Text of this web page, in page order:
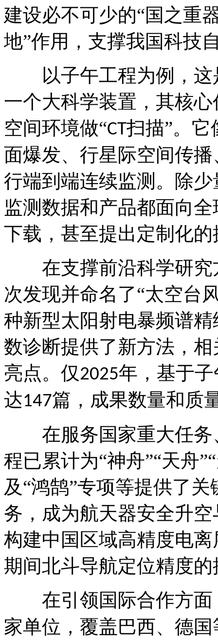
建设必不可少的“国之重
地”作用，支撑我国科技
以子午工程为例，
一个大科学装置，其核
空间环境做“CT扫描”。它
面爆发、行星际空间传
行端到端连续监测。除
监测数据和产品都面向
下载，甚至提出定制化
在支撑前沿科学研究
次发现并命名了“太空台
种新型太阳射电暴频谱
数诊断提供了新方法，
亮点。仅2025年，基于
达147篇，成果数量和质
在服务国家重大任
程已累计为“神舟”“天舟
及“鸿鹄”专项等提供了
务，成为航天器安全升
构建中国区域高精度电
期间北斗导航定位精度
在引领国际合作方
家单位，覆盖巴西、德国